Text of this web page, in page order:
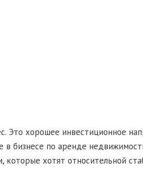
хорошее инвестиционное
в бизнесе по аренде
хотят относительной